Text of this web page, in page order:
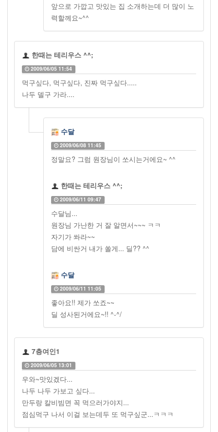
앞으로 가깝고 맛있는 집 소개하는데 더 많이 노
력할께요~^^
한때는 테리우스 ^^;
2009/06/05 11:54
먹구싶다, 먹구싶다, 진짜 먹구싶다.....
나두 델구 가라....
수달
2009/06/08 11:45
정말요? 그럼 원장님이 쏘시는거에요~ ^^
한때는 테리우스 ^^;
2009/06/11 09:47
수달님...
원장님 가난한 거 잘 알면서~~~ ㅋㅋ
자기가 쏴라~~
담에 비싼거 내가 쏠게... 딜?? ^^
수달
2009/06/11 11:05
좋아요!! 제가 쏘죠~~
딜 성사된거에요~!! ^-^/
7층여인1
2009/06/05 13:01
우와~맛있겠다...
나두 나두 가보고 싶다...
만두랑 칼비빔면 꼭 먹으러가야지...
점심먹구 나서 이걸 보는데두 또 먹구싶군...ㅋㅋㅋ